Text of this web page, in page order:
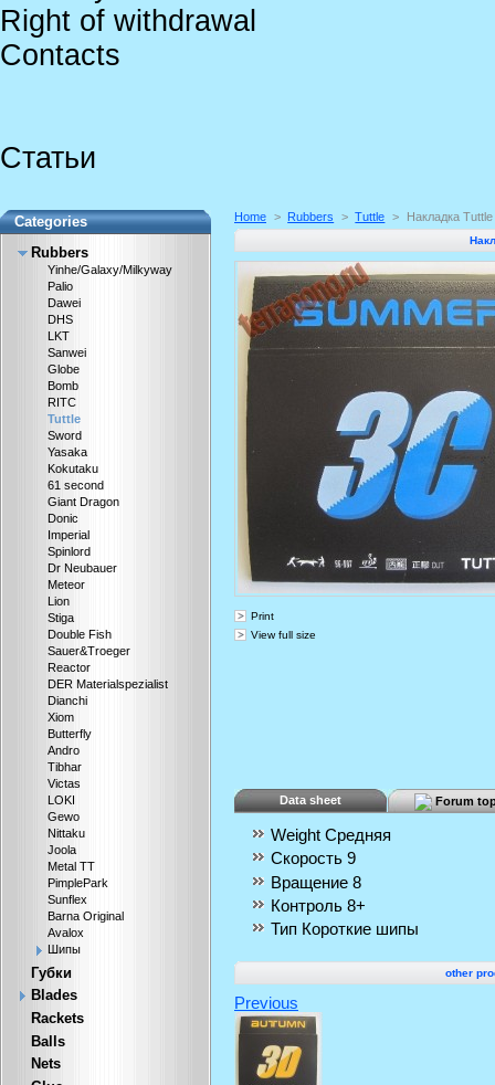
Right of withdrawal
Contacts
Статьи
Categories
Rubbers
Yinhe/Galaxy/Milkyway
Palio
Dawei
DHS
LKT
Sanwei
Globe
Bomb
RITC
Tuttle
Sword
Yasaka
Kokutaku
61 second
Giant Dragon
Donic
Imperial
Spinlord
Dr Neubauer
Meteor
Lion
Stiga
Double Fish
Sauer&Troeger
Reactor
DER Materialspezialist
Dianchi
Xiom
Butterfly
Andro
Tibhar
Victas
LOKI
Gewo
Nittaku
Joola
Metal TT
PimplePark
Sunflex
Barna Original
Avalox
Шипы
Губки
Blades
Rackets
Balls
Nets
Home > Rubbers > Tuttle > Накладка
Print
View full size
Data sheet Forum
Weight Средняя
Скорость 9
Вращение 8
Контроль 8+
Тип Короткие шипы
other
Previous